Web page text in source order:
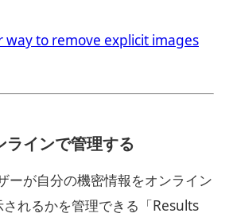
way to remove explicit images
インで管理する
ーが自分の機密情報をオンライン
れるかを管理できる「Results